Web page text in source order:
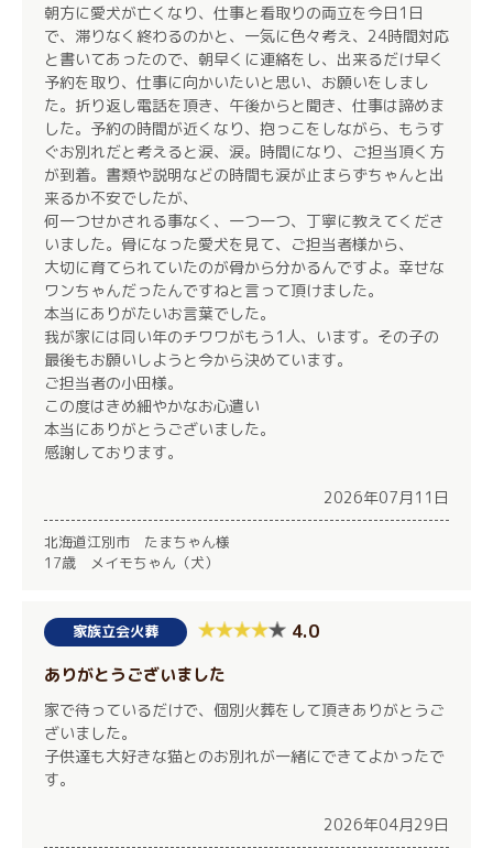
朝方に愛犬が亡くなり、仕事と看取りの両立を今日1日
で、滞りなく終わるのかと、一気に色々考え、24時間対応
と書いてあったので、朝早くに連絡をし、出来るだけ早く
予約を取り、仕事に向かいたいと思い、お願いをしまし
た。折り返し電話を頂き、午後からと聞き、仕事は諦めま
した。予約の時間が近くなり、抱っこをしながら、もうす
ぐお別れだと考えると涙、涙。時間になり、ご担当頂く方
が到着。書類や説明などの時間も涙が止まらずちゃんと出
来るか不安でしたが、
何一つせかされる事なく、一つ一つ、丁寧に教えてくださ
いました。骨になった愛犬を見て、ご担当者様から、
大切に育てられていたのが骨から分かるんですよ。幸せな
ワンちゃんだったんですねと言って頂けました。
本当にありがたいお言葉でした。
我が家には同い年のチワワがもう1人、います。その子の
最後もお願いしようと今から決めています。
ご担当者の小田様。
この度はきめ細やかなお心遣い
本当にありがとうございました。
感謝しております。
2026年07月11日
北海道江別市 たまちゃん様
17歳 メイモちゃん（犬）
家族立会火葬 4.0
ありがとうございました
家で待っているだけで、個別火葬をして頂きありがとうご
ざいました。
子供達も大好きな猫とのお別れが一緒にできてよかったで
す。
2026年04月29日